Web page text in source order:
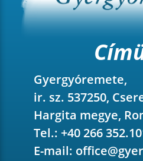
Gyergyóremete,
ir. sz. 537250,
Hargita megye,
Tel.: +40 266
E-mail: